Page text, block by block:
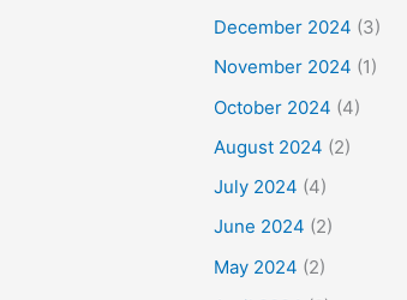
December 2024 (3)
November 2024 (1)
October 2024 (4)
August 2024 (2)
July 2024 (4)
June 2024 (2)
May 2024 (2)